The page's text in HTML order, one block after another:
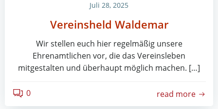
Juli 28, 2025
Vereinsheld Waldemar
Wir stellen euch hier regelmäßig unsere
Ehrenamtlichen vor, die das Vereinsleben
mitgestalten und überhaupt möglich machen. […]
0 read more